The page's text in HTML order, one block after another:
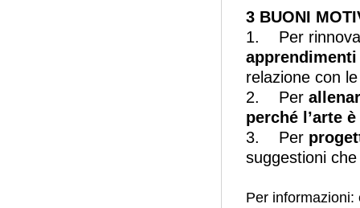
3 BUONI
1. Per
relazione con
2. Per
perché l’arte
3. Per
suggestioni
Per informazioni: